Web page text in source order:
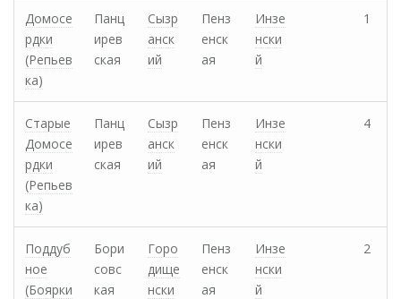
Домосе
рдки
(Репьев
ка)
Панц
ирев
ская
Сызр
анск
ий
Пенз
енск
ая
Инзе
нски
й
1
Старые
Домосе
рдки
(Репьев
ка)
Панц
ирев
ская
Сызр
анск
ий
Пенз
енск
ая
Инзе
нски
й
4
Поддуб
ное
(Боярки
Бори
совс
кая
Горо
дище
нски
Пенз
енск
ая
Инзе
нски
й
2